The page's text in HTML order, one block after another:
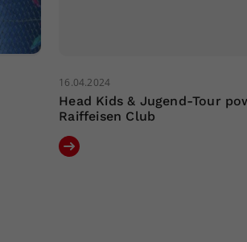
16.04.2024
Head Kids & Jugend-Tour
Raiffeisen Club